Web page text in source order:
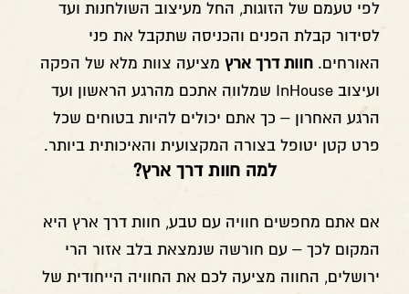
לפי טעמם של הזוגות, החל מעיצוב השולחנות ועד
לסידור קבלת הפנים והכניסה שתקבל את פני
האורחים.חוות דרך ארץ מציעה צוות מלא של הפקה
ועיצוב InHouse שמלווה אתכם מהרגע הראשון ועד
הרגע האחרון – כך אתם יכולים להיות בטוחים שכל
פרט קטן יטופל בצורה המקצועית והאיכותית ביותר.
למה חוות דרך ארץ?
אם אתם מחפשים חוויה עם טבע, חוות דרך ארץ היא
המקום לכך – עם חורשה שנמצאת בלב אזור הרי
ירושלים, החווה מציעה לכם את החוויה הייחודית של